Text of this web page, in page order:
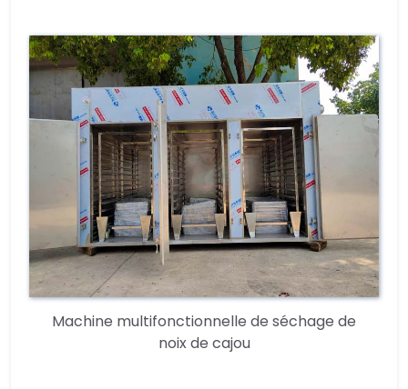
Machine multifonctionnelle de séchage de
noix de cajou